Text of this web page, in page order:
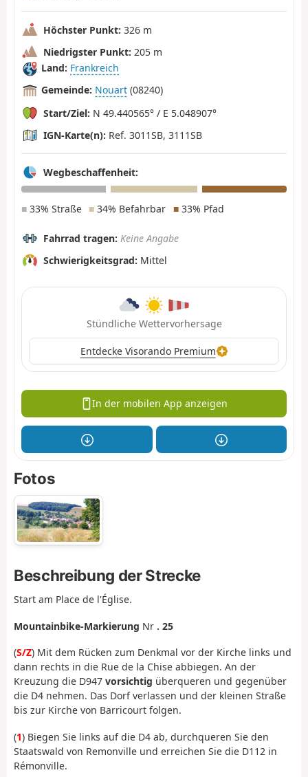
Höchster Punkt: 326 m
Niedrigster Punkt: 205 m
Land: Frankreich
Gemeinde: Nouart (08240)
Start/Ziel: N 49.440565° / E 5.048907°
IGN-Karte(n): Ref. 3011SB, 3111SB
Wegbeschaffenheit:
■ 33% Straße ■ 34% Befahrbar ■33% Pfad
Fahrrad tragen: Keine Angabe
Schwierigkeitsgrad: Mittel
Stündliche Wettervorhersage
Entdecke Visorando Premium
In der mobilen App anzeigen
Fotos
Beschreibung der Strecke
Start am Place de l'Église.
Mountainbike-Markierung Nr . 25
(S/Z) Mit dem Rücken zum Denkmal vor der Kirche links und
dann rechts in die Rue de la Chise abbiegen. An der
Kreuzung die D947 vorsichtig überqueren und gegenüber
die D4 nehmen. Das Dorf verlassen und der kleinen Straße
bis zur Kirche von Barricourt folgen.
(1) Biegen Sie links auf die D4 ab, durchqueren Sie den
Staatswald von Remonville und erreichen Sie die D112 in
Rémonville.